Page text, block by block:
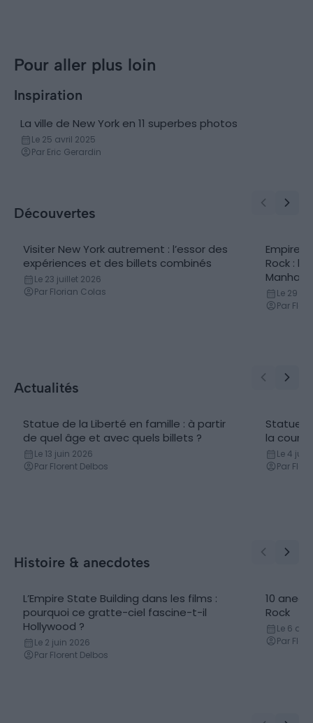
Pour aller plus loin
Inspiration
Reportage photo
La ville de New York en 11 superbes photos
Le 25 avril 2025
Par Eric Gerardin
Découvertes
Visiter New York autrement : l’essor des
expériences et des billets combinés
Le 23 juillet 2026
Par Florian Colas
Empire
Rock :
Le 29
Par
Actualités
Statue de la Liberté en famille : à partir
de quel âge et avec quels billets ?
Le 13 juin 2026
Par Florent Delbos
Statue
la
Le 4
Par
Histoire & anecdotes
L’Empire State Building dans les films :
pourquoi ce gratte-ciel fascine-t-il
Hollywood ?
Le 2 juin 2026
Par Florent Delbos
10
Rock
Le 6
Par